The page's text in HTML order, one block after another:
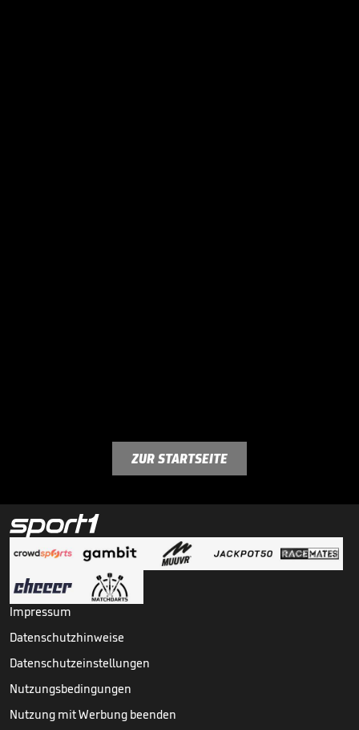
ZUR STARTSEITE
Impressum
Datenschutzhinweise
Datenschutzeinstellungen
Nutzungsbedingungen
Nutzung mit Werbung beenden